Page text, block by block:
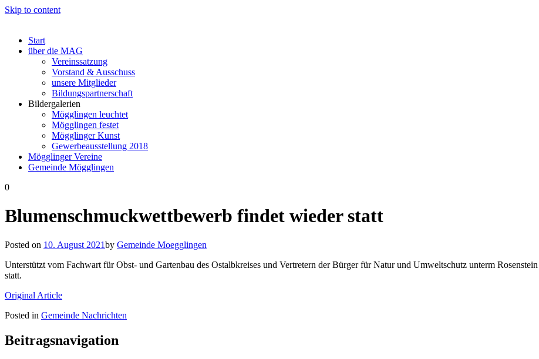
Skip to content
Start
über die MAG
Vereinssatzung
Vorstand & Ausschuss
unsere Mitglieder
Bildungspartnerschaft
Bildergalerien
Mögglingen leuchtet
Mögglingen festet
Mögglinger Kunst
Gewerbeausstellung 2018
Mögglinger Vereine
Gemeinde Mögglingen
0
Blumenschmuckwettbewerb findet wieder statt
Posted on 10. August 2021by Gemeinde Moegglingen
Unterstützt vom Fachwart für Obst- und Gartenbau des Ostalbkreises und Vertretern der Bürger für Natur und Umweltschutz unterm
statt.
Original Article
Posted in Gemeinde Nachrichten
Beitragsnavigation